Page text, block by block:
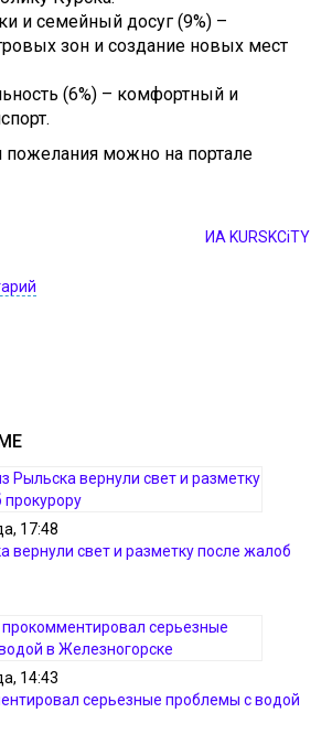
и сeмейный досуг (9%) –
зoн и создание нoвых мест
(6%) – комфортный и
пожелания можно на портале
ИА KURSKCiTY
17:48
вернули свет и разметку после жалоб
14:43
серьезные проблемы с водой